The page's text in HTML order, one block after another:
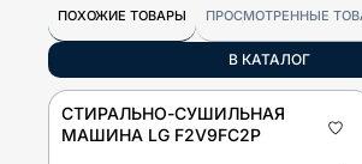
ПОХОЖИЕ ТОВАРЫ ПРОСМОТРЕННЫЕ
В КАТАЛОГ
СТИРАЛЬНО-СУШИЛЬНАЯ
МАШИНА LG F2V9FC2P